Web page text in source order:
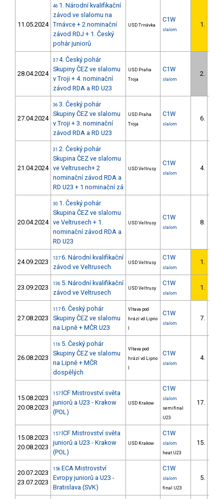
11.05.2024
46 1. Národní kvalifikační
závod ve slalomu na
Trnávce + 2.nominační
závod RDJ + 1. Český
pohár juniorů
USD Trnávka
C1W
slalom
1.
28.04.2024
37 4. Český pohár
Skupiny ČEZ ve slalomu
v Troji + 4. nominační
závod RDA a RD U23
USD Praha
Troja
C1W
slalom
2.
27.04.2024
36 3. Český pohár
Skupiny ČEZ ve slalomu
v Troji + 3. nominační
závod RDA a RD U23
USD Praha
Troja
C1W
slalom
6.
21.04.2024
31 2. Český pohár
Skupina ČEZ ve slalomu
ve Veltrusech+ 2
nominační závod RDA a
RD U23 + 1 nominační zá
USD Veltrusy
C1W
slalom
4.
20.04.2024
30 1. Český pohár
Skupina ČEZ ve slalomu
ve Veltrusech + 1.
nominační závod RDA a
RD U23
USD Veltrusy
C1W
slalom
8.
24.09.2023 137 6. Národní kvalifikační
závod ve Veltrusech
USD Veltrusy
C1W
slalom
1.
23.09.2023 136 5. Národní kvalifikační
závod ve Veltrusech
USD Veltrusy
C1W
slalom
1.
27.08.2023
117 6. Český pohár
Skupiny ČEZ ve slalomu
na Lipně + MČR U23
Vltava pod
hrází vd Lipno
C1W
slalom
7.
26.08.2023
116 5. Český pohár
Skupiny ČEZ ve slalomu
na Lipně + MČR
dospělých
Vltava pod
hrází vd Lipno
C1W
slalom
4.
15.08.2023
20.08.2023
157 ICF Mistrovství světa
juniorů a U23 - Krakow
(POL)
USD Krakow
C1W
slalom
semifinal
U23
17.
15.08.2023
20.08.2023
157 ICF Mistrovství světa
juniorů a U23 - Krakow
(POL)
USD Krakow
C1W
slalom
heat U23
15.
20.07.2023
23.07.2023
156 ECA Mistrovství
Evropy juniorů a U23 -
Bratislava (SVK)
C1W
slalom
final U23
5.